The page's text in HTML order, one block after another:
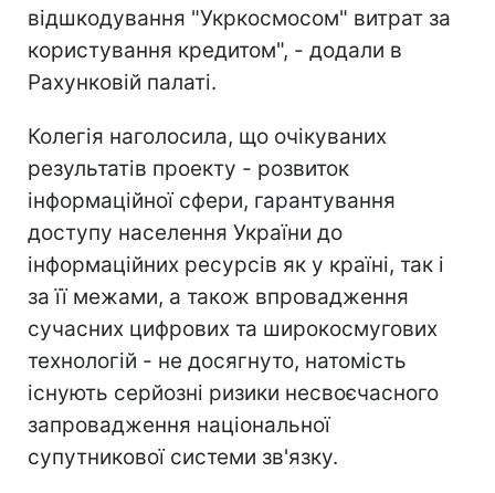
відшкодування "Укркосмосом" витрат за
користування кредитом", - додали в
Рахунковій палаті.
Колегія наголосила, що очікуваних
результатів проекту - розвиток
інформаційної сфери, гарантування
доступу населення України до
інформаційних ресурсів як у країні, так і
за її межами, а також впровадження
сучасних цифрових та широкосмугових
технологій - не досягнуто, натомість
існують серйозні ризики несвоєчасного
запровадження національної
супутникової системи зв'язку.